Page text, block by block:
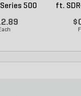
Series 500
Each
ft.